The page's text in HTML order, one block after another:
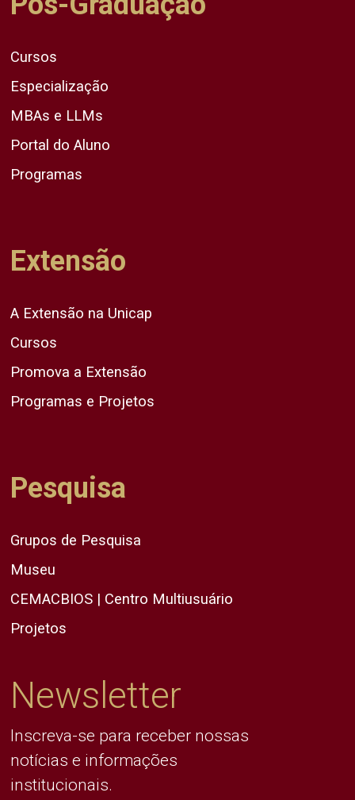
Cursos
Especialização
MBAs e LLMs
Portal do Aluno
Programas
Extensão
A Extensão na Unicap
Cursos
Promova a Extensão
Programas e Projetos
Pesquisa
Grupos de Pesquisa
Museu
CEMACBIOS | Centro Multiusuário
Projetos
Newsletter
Inscreva-se para receber nossas
notícias e informações
institucionais.